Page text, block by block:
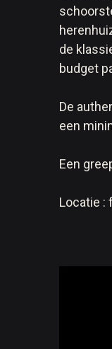
de
budget
De
een
Een
Locatie :